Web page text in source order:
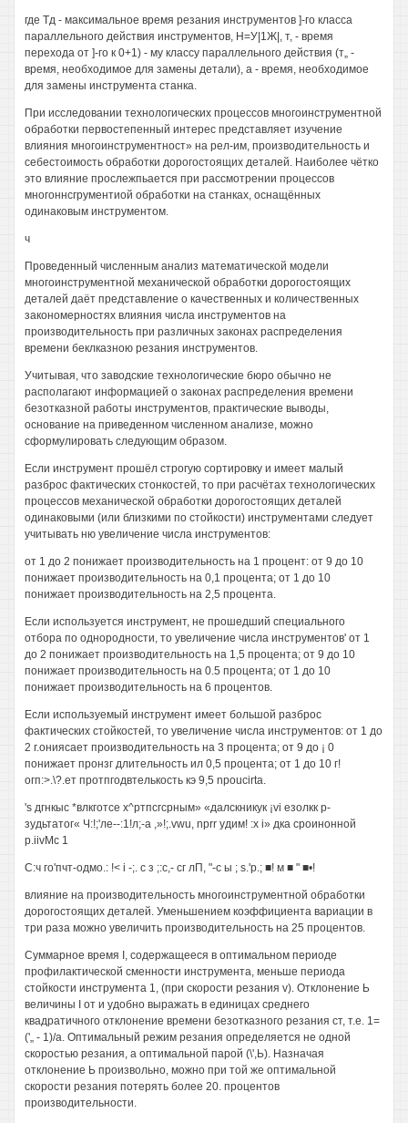
где Тд - максимальное время резания инструментов ]-го класса
параллельного действия инструментов, Н=У|1Ж|, т, - время
перехода от ]-го к 0+1) - му классу параллельного действия (т„ -
время, необходимое для замены детали), а - время, необходимое
для замены инструмента станка.
При исследовании технологических процессов многоинструментной
обработки первостепенный интерес представляет изучение
влияния многоинструментност» на рел-им, производительность и
себестоимость обработки дорогостоящих деталей. Наиболее чётко
это влияние прослежпьается при рассмотрении процессов
многоннсгрументиой обработки на станках, оснащённых
одинаковым инструментом.
ч
Проведенный численным анализ математической модели
многоинструментной механической обработки дорогостоящих
деталей даёт представление о качественных и количественных
закономерностях влияния числа инструментов на
производительность при различных законах распределения
времени беклказною резания инструментов.
Учитывая, что заводские технологические бюро обычно не
располагают информацией о законах распределения времени
безотказной работы инструментов, практические выводы,
основание на приведенном численном анализе, можно
сформулировать следующим образом.
Если инструмент прошёл строгую сортировку и имеет малый
разброс фактических стонкостей, то при расчётах технологических
процессов механической обработки дорогостоящих деталей
одинаковыми (или близкими по стойкости) инструментами следует
учитывать ню увеличение числа инструментов:
от 1 до 2 понижает производительность на 1 процент: от 9 до 10
понижает производительность на 0,1 процента; от 1 до 10
понижает производительность на 2,5 процента.
Если используется инструмент, не прошедший специального
отбора по однородности, то увеличение числа инструментов' от 1
до 2 понижает производительность на 1,5 процента; от 9 до 10
понижает производительность на 0.5 процента; от 1 до 10
понижает производительность на 6 процентов.
Если используемый инструмент имеет большой разброс
фактических стойкостей, то увеличение числа инструментов: от 1 до
2 г.ониясает производительность на 3 процента; от 9 до ¡ 0
понижает пронзг длительность ил 0,5 процента; от 1 до 10 г!
огп:>.\?.ет протпгодвтелькость кэ 9,5 npoucirta.
's дгнкыс *влкготсе х^ртпсгсрным» «далскникук ¡vi езолкк р-
зудьтатог« Ч:!;'ле--:1!л;-а ,»!;.vwu, nprr удим! :х i» дка сроинонной
p.iivMc 1
С:ч го'пчт-одмо.: !< i -;. с з ;:с,- сг лП, "-с ы ; s.'p.; ■! м ■ " ■•!
влияние на производительность многоинструментной обработки
дорогостоящих деталей. Уменьшением коэффициента вариации в
три раза можно увеличить производительность на 25 процентов.
Суммарное время I, содержащееся в оптимальном периоде
профилактической сменности инструмента, меньше периода
стойкости инструмента 1, (при скорости резания v). Отклонение Ь
величины I от и удобно выражать в единицах среднего
квадратичного отклонение времени безотказного резания ст, т.е. 1=
('„ - 1)/а. Оптимальный режим резания определяется не одной
скоростью резания, а оптимальной парой (\',Ь). Назначая
отклонение Ь произвольно, можно при той же оптимальной
скорости резания потерять более 20. процентов
производительности.